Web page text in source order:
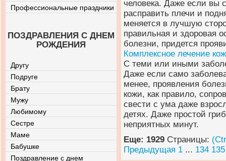
человека. Даже если вы
расправить плечи и
меняется в лучшую
правильная и здоровая
болезни, придется
Комплексное лечение
С теми или иными
Даже если само
менее, проявления
кожи, как правило,
свести с ума даже
детях. Даже простой
неприятных минут.
Еще: 1929 Страницы:
Предыдущая 1 ... 134 135
Профессиональные праздники
ПОЗДРАВЛЕНИЯ С ДНЕМ
РОЖДЕНИЯ
Другу
Подруге
Брату
Мужу
Любимому
Сестре
Маме
Бабушке
Поздравление с днем